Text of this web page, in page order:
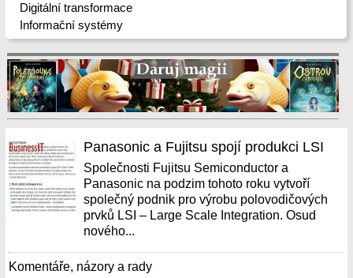
Digitální transformace
Informační systémy
Panasonic a Fujitsu spojí produkci LSI
Společnosti Fujitsu Semiconductor a
Panasonic na podzim tohoto roku vytvoří
společný podnik pro výrobu polovodičových
prvků LSI – Large Scale Integration. Osud
nového...
Komentáře, názory a rady